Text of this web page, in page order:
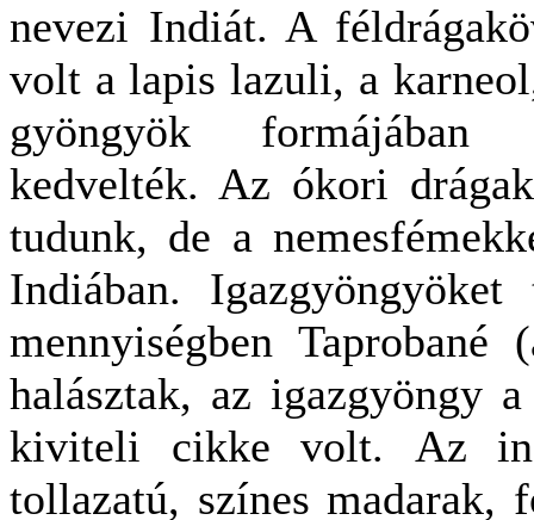
nevezi Indiát. A
volt a lapis lazuli, a
gyöngyök formájában
kedvelték. Az ókori
tudunk, de a
Indiában.
mennyiségben
halásztak, az igazgyöngy
kiviteli cikke volt. Az
tollazatú, színes madarak,